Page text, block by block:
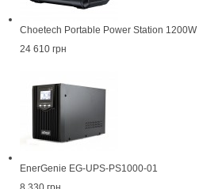
Choetech Portable Power Station 1200W
24 610 грн
EnerGenie EG-UPS-PS1000-01